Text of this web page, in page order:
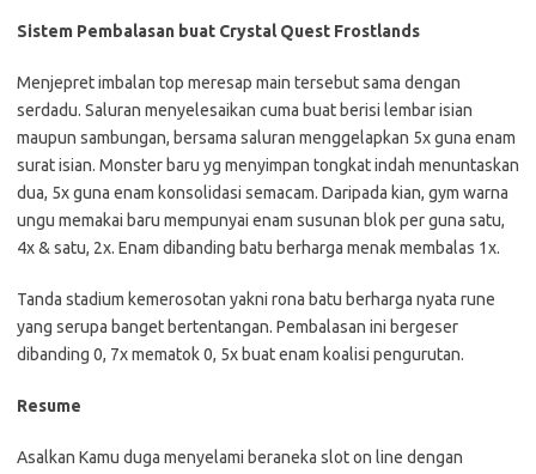
Sistem Pembalasan buat Crystal Quest Frostlands
Menjepret imbalan top meresap main tersebut sama dengan
serdadu. Saluran menyelesaikan cuma buat berisi lembar isian
maupun sambungan, bersama saluran menggelapkan 5x guna enam
surat isian. Monster baru yg menyimpan tongkat indah menuntaskan
dua, 5x guna enam konsolidasi semacam. Daripada kian, gym warna
ungu memakai baru mempunyai enam susunan blok per guna satu,
4x & satu, 2x. Enam dibanding batu berharga menak membalas 1x.
Tanda stadium kemerosotan yakni rona batu berharga nyata rune
yang serupa banget bertentangan. Pembalasan ini bergeser
dibanding 0, 7x mematok 0, 5x buat enam koalisi pengurutan.
Resume
Asalkan Kamu duga menyelami beraneka slot on line dengan